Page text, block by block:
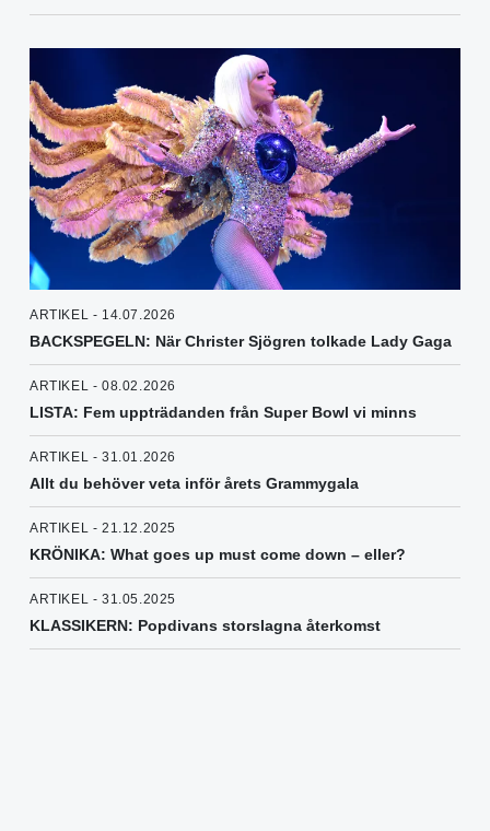
ARTIKEL - 14.07.2026
BACKSPEGELN: När Christer Sjögren tolkade Lady Gaga
ARTIKEL - 08.02.2026
LISTA: Fem uppträdanden från Super Bowl vi minns
ARTIKEL - 31.01.2026
Allt du behöver veta inför årets Grammygala
ARTIKEL - 21.12.2025
KRÖNIKA: What goes up must come down – eller?
ARTIKEL - 31.05.2025
KLASSIKERN: Popdivans storslagna återkomst